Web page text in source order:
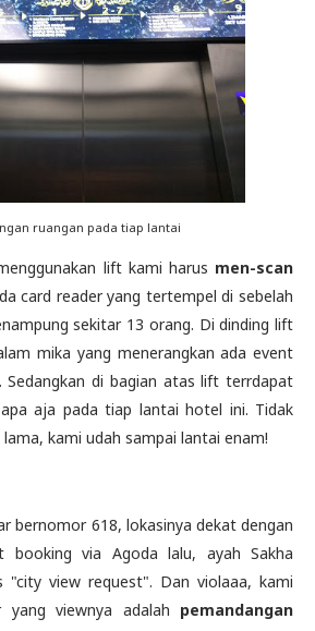
ruangan pada tiap lantai
lift kami harus men-scan
card reader yang tertempel di sebelah
sekitar 13 orang. Di dinding lift
mika yang menerangkan ada event
di bagian atas lift terrdapat
aja pada tiap lantai hotel ini. Tidak
kami udah sampai lantai enam!
bernomor 618, lokasinya dekat dengan
booking via Agoda lalu, ayah Sakha
"city view request". Dan violaaa, kami
yang viewnya adalah pemandangan